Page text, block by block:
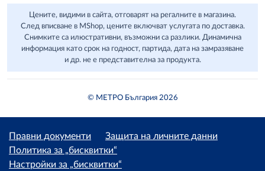
Цените, видими в сайта, отговарят на регалните в магазина.
След вписване в MShop, цените включват услугата по доставка.
Снимките са илюстративни, възможни са разлики. Динамична
информация като срок на годност, партида, дата на замразяване
и др. не е представителна за продукта.
© МЕТРО България 2026
Правни документи
Защита на личните данни
Политика за „бисквитки“
Настройки за „бисквитки“